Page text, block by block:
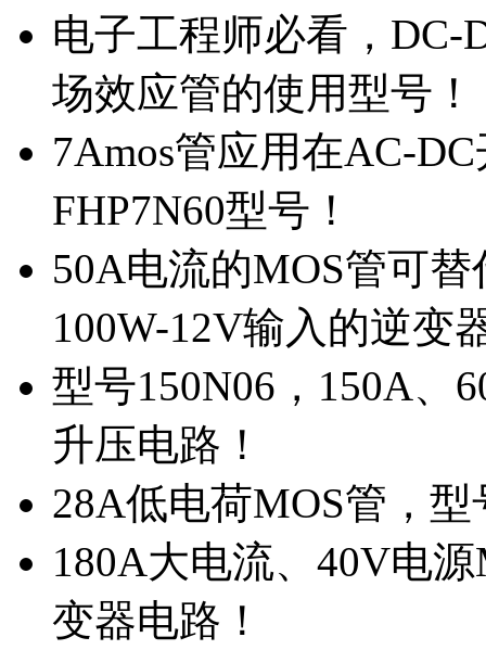
电子工程师必看，DC-
场效应管的使用型号！
7Amos管应用在AC-
FHP7N60型号！
50A电流的MOS管可
100W-12V输入的逆变
型号150N06，150A、
升压电路！
28A低电荷MOS管，
180A大电流、40V电
变器电路！